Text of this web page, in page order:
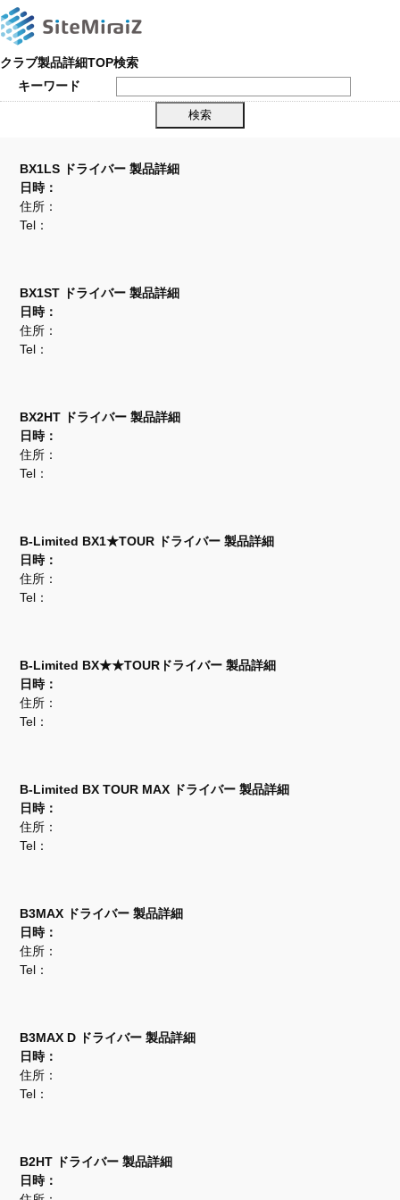
クラブ製品詳細TOP検索
キーワード
BX1LS ドライバー 製品詳細
日時：
住所：
Tel：
BX1ST ドライバー 製品詳細
日時：
住所：
Tel：
BX2HT ドライバー 製品詳細
日時：
住所：
Tel：
B-Limited BX1★TOUR ドライバー 製品詳細
日時：
住所：
Tel：
B-Limited BX★★TOURドライバー 製品詳細
日時：
住所：
Tel：
B-Limited BX TOUR MAX ドライバー 製品詳細
日時：
住所：
Tel：
B3MAX ドライバー 製品詳細
日時：
住所：
Tel：
B3MAX D ドライバー 製品詳細
日時：
住所：
Tel：
B2HT ドライバー 製品詳細
日時：